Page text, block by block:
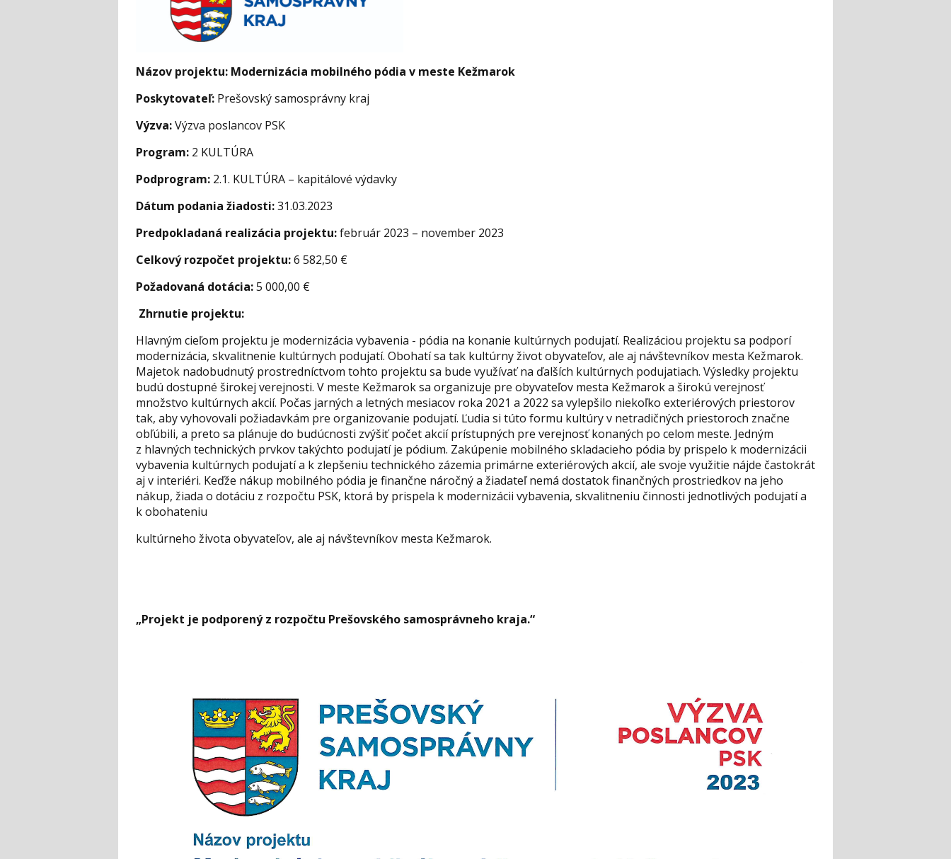
Názov projektu: Modernizácia mobilného pódia v meste Kežmarok
Poskytovateľ: Prešovský samosprávny kraj
Výzva:Výzva poslancov PSK
Program: 2 KULTÚRA
Podprogram: 2.1. KULTÚRA – kapitálové výdavky
Dátum podania žiadosti:31.03.2023
Predpokladaná realizácia projektu:február 2023 – november 2023
Celkový rozpočet projektu:6 582,50 €
Požadovaná dotácia:5 000,00 €
Zhrnutie projektu:
Hlavným cieľom projektu je modernizácia vybavenia - pódia na konanie kultúrnych podujatí. Realizáciou projektu sa podporí
modernizácia, skvalitnenie kultúrnych podujatí. Obohatí sa tak kultúrny život obyvateľov, ale aj návštevníkov mesta Kežmarok.
Majetok nadobudnutý prostredníctvom tohto projektu sa bude využívať na ďalších kultúrnych podujatiach. Výsledky projektu
budú dostupné širokej verejnosti. V meste Kežmarok sa organizuje pre obyvateľov mesta Kežmarok a širokú verejnosť
množstvo kultúrnych akcií. Počas jarných a letných mesiacov roka 2021 a 2022 sa vylepšilo niekoľko exteriérových priestorov
tak, aby vyhovovali požiadavkám pre organizovanie podujatí. Ľudia si túto formu kultúry v netradičných priestoroch značne
obľúbili, a preto sa plánuje do budúcnosti zvýšiť počet akcií prístupných pre verejnosť konaných po celom meste. Jedným
z hlavných technických prvkov takýchto podujatí je pódium. Zakúpenie mobilného skladacieho pódia by prispelo k modernizácii
vybavenia kultúrnych podujatí a k zlepšeniu technického zázemia primárne exteriérových akcií, ale svoje využitie nájde častokrát
aj v interiéri. Keďže nákup mobilného pódia je finančne náročný a žiadateľ nemá dostatok finančných prostriedkov na jeho
nákup, žiada o dotáciu z rozpočtu PSK, ktorá by prispela k modernizácii vybavenia, skvalitneniu činnosti jednotlivých podujatí a
k obohateniu
kultúrneho života obyvateľov, ale aj návštevníkov mesta Kežmarok.
„Projekt je podporený z rozpočtu Prešovského samosprávneho kraja.“